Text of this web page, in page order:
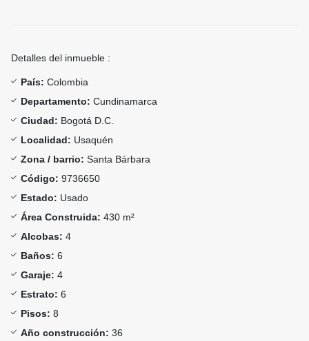
Detalles del inmueble :
País: Colombia
Departamento: Cundinamarca
Ciudad: Bogotá D.C.
Localidad: Usaquén
Zona / barrio: Santa Bárbara
Código: 9736650
Estado: Usado
Área Construida: 430 m²
Alcobas: 4
Baños: 6
Garaje: 4
Estrato: 6
Pisos: 8
Año construcción: 36